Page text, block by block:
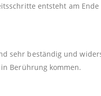
entsteht am
sehr beständig und
Berührung kommen.